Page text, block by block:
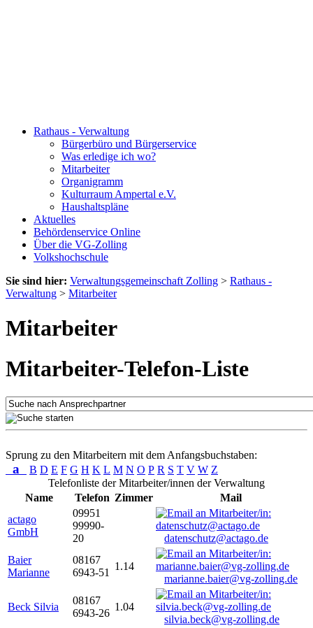
Rathaus - Verwaltung
Bürgerbüro und Bürgerservice
Was erledige ich wo?
Mitarbeiter
Organigramm
Kulturraum Ampertal e.V.
Haushaltspläne
Aktuelles
Behördenservice Online
Über die VG-Zolling
Volkshochschule
Sie sind hier: Verwaltungsgemeinschaft Zolling > Rathaus -
Verwaltung > Mitarbeiter
Mitarbeiter
Mitarbeiter-Telefon-Liste
Sprung zu den Mitarbeitern mit dem Anfangsbuchstaben:
a B D E F G H K L M N O P R S T V W Z
Telefonliste der Mitarbeiter/innen der Verwaltung
Name
Telefon Zimmer
Mail
actago
GmbH
09951
99990-
20
datenschutz@actago.de
Baier
Marianne
08167
6943-51
1.14
marianne.baier@vg-zolling.de
Beck Silvia
08167
6943-26
1.04
silvia.beck@vg-zolling.de